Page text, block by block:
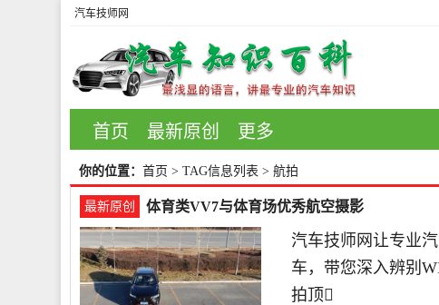
汽车技师网
首页 最新原创 更多
你的位置： 首页 > TAG信息列表 > 航拍
最新原创 体育类VV7与体育场优秀航空摄影
汽车技师网让专业
车，带您深入辨别
拍顶